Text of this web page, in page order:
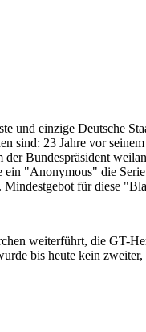
einzige Deutsche
23 Jahre vor
Bundespräsident
"Anonymous" die
für diese
weiterführt, die GT-
bis heute kein